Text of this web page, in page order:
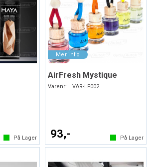
På Lager
AirFresh Mystique
Varenr: VAR-LF002
93,- På Lager